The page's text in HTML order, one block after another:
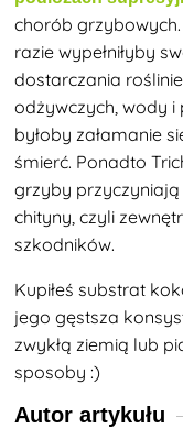
chorób
razie wypełniłyby
dostarczania
odżywczych, wody
byłoby załamanie
śmierć. Ponadto
grzyby
chityny, czyli
szkodników.
Kupiłeś substrat
jegogęstsza
zwykłą ziemią lub
sposoby :)
Autor artykułu